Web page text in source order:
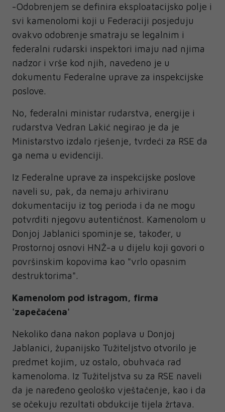
-Odobrenjem se definira eksploatacijsko polje i
svi kamenolomi koji u Federaciji posjeduju
ovakvo odobrenje smatraju se legalnim i
federalni rudarski inspektori imaju nad njima
nadzor i vrše kod njih, navedeno je u
dokumentu Federalne uprave za inspekcijske
poslove.
No, federalni ministar rudarstva, energije i
rudarstva Vedran Lakić negirao je da je
Ministarstvo izdalo rješenje, tvrdeći za RSE da
ga nema u evidenciji.
Iz Federalne uprave za inspekcijske poslove
naveli su, pak, da nemaju arhiviranu
dokumentaciju iz tog perioda i da ne mogu
potvrditi njegovu autentičnost. Kamenolom u
Donjoj Jablanici spominje se, također, u
Prostornoj osnovi HNŽ-a u dijelu koji govori o
površinskim kopovima kao "vrlo opasnim
destruktorima".
Kamenolom pod istragom, firma
'zapečaćena'
Nekoliko dana nakon poplava u Donjoj
Jablanici, županijsko Tužiteljstvo otvorilo je
predmet kojim, uz ostalo, obuhvaća rad
kamenoloma. Iz Tužiteljstva su za RSE naveli
da je naređeno geološko vještačenje, kao i da
se očekuju rezultati obdukcije tijela žrtava.